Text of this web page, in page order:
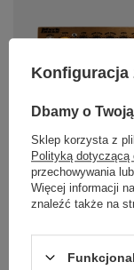
Wzmacniacz
Micro Head 300W
Markbass NANO
+ Dodaj do porównania
Konfiguracja
Dbamy o
Sklep korzysta z
Polityką dotyczącą
przechowywania
Więcej informacji
znaleźć także na